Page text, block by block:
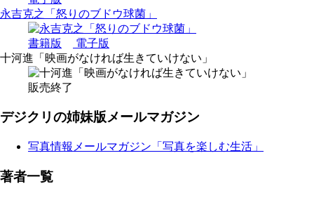
永吉克之「怒りのブドウ球菌」
書籍版
電子版
十河進「映画がなければ生きていけない」
販売終了
デジクリの姉妹版メールマガジン
写真情報メールマガジン「写真を楽しむ生活」
著者一覧